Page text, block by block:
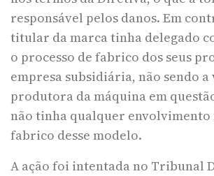
responsável pelos danos. Em
titular da marca tinha delegado
o processo de fabrico dos seus
empresa subsidiária, não sendo
produtora da máquina em
não tinha qualquer envolvimento
fabrico desse modelo.
A ação foi intentada no Tribunal